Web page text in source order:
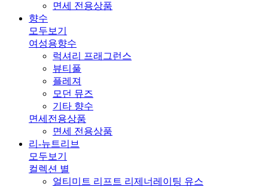
면세 전용상품
향수
모두보기
여성용향수
럭셔리 프래그런스
뷰티풀
플레져
모던 뮤즈
기타 향수
면세전용상품
면세 전용상품
리-뉴트리브
모두보기
컬렉션 별
얼티미트 리프트 리제너레이팅 유스